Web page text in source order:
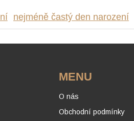
nejméně častý den narození
MENU
O nás
Obchodní podmínky